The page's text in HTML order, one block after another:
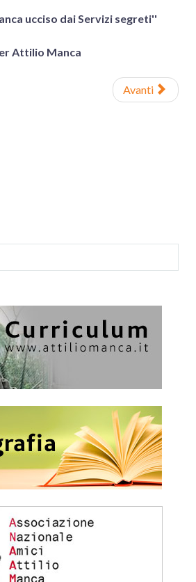
ucciso dai Servizi segreti''
Attilio Manca
Avanti